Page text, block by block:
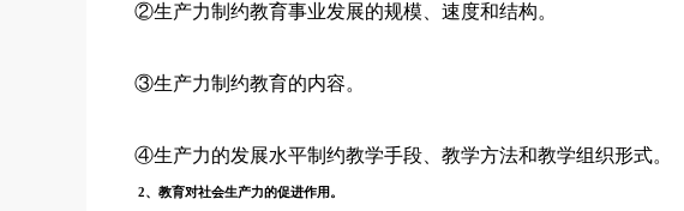
②生产力制约教育事业发展的规模、速度和结构。
③生产力制约教育的内容。
④生产力的发展水平制约教学手段、教学方法和教学组织形式。
2、教育对社会生产力的促进作用。